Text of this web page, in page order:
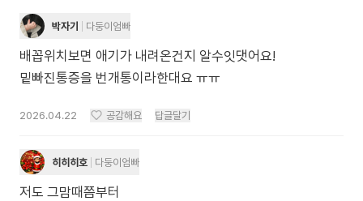
박자기 다둥이엄빠
배꼽위치보면 애기가 내려온건지 알수잇댓어요!
밑빠진통증을 번개통이라한대요 ㅠㅠ
2026.04.22 공감해요 답글달기
히히히호 다둥이엄빠
저도 그맘때쯤부터